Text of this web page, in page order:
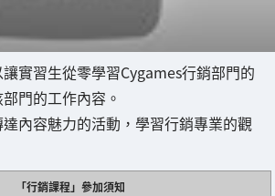
實習生從零學習Cygames行銷部門的
門的工作內容。
內容魅力的活動，學習行銷專業的觀
「行銷課程」參加須知